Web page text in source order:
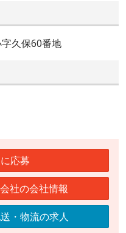
久保60番地
応募
社の会社情報
・物流の求人